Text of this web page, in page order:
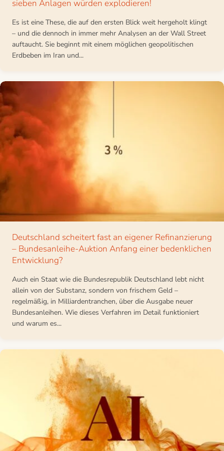
sieben Anlagen würden explodieren!
Es ist eine These, die auf den ersten Blick weit hergeholt klingt
– und die dennoch in immer mehr Analysen an der Wall Street
auftaucht. Sie beginnt mit einem möglichen geopolitischen
Erdbeben im Iran und...
Deutschland scheitert fast an eigener Refinanzierung
– Bundesanleihe-Auktion Anfang einer bedenklichen
Entwicklung?
Auch ein Staat wie die Bundesrepublik Deutschland lebt nicht
allein von der Substanz, sondern von frischem Geld –
regelmäßig, in Milliardentranchen, über die Ausgabe neuer
Bundesanleihen. Wie dieses Verfahren im Detail funktioniert
und warum es...